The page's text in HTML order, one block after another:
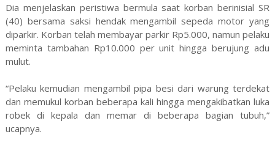
Dia menjelaskan peristiwa bermula saat korban berinisial SR
(40) bersama saksi hendak mengambil sepeda motor yang
diparkir. Korban telah membayar parkir Rp5.000, namun pelaku
meminta tambahan Rp10.000 per unit hingga berujung adu
mulut.
“Pelaku kemudian mengambil pipa besi dari warung terdekat
dan memukul korban beberapa kali hingga mengakibatkan luka
robek di kepala dan memar di beberapa bagian tubuh,”
ucapnya.